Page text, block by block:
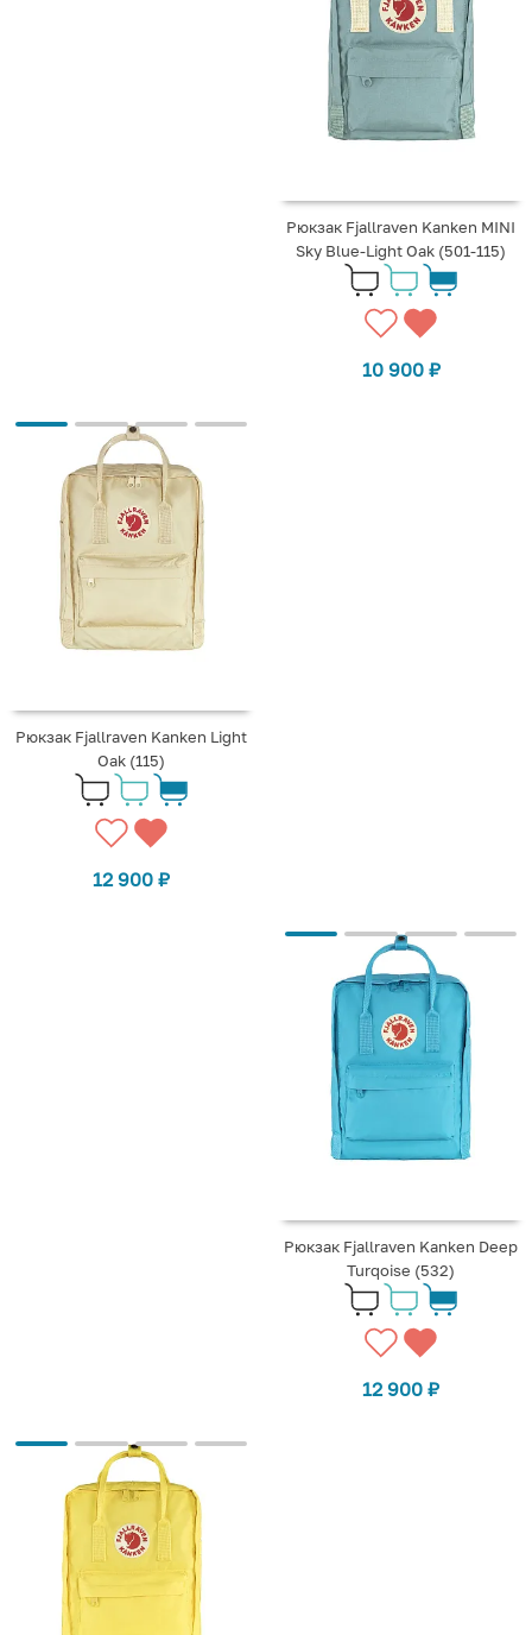
Рюкзак Fjallraven Kanken MINI
Sky Blue-Light Oak (501-115)
10 900 ₽
Рюкзак Fjallraven Kanken Light
Oak (115)
12 900 ₽
Рюкзак Fjallraven Kanken Deep
Turqoise (532)
12 900 ₽